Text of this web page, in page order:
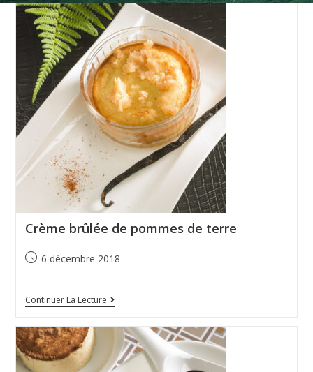
Crème brûlée de pommes de terre
6 décembre 2018
Continuer La Lecture